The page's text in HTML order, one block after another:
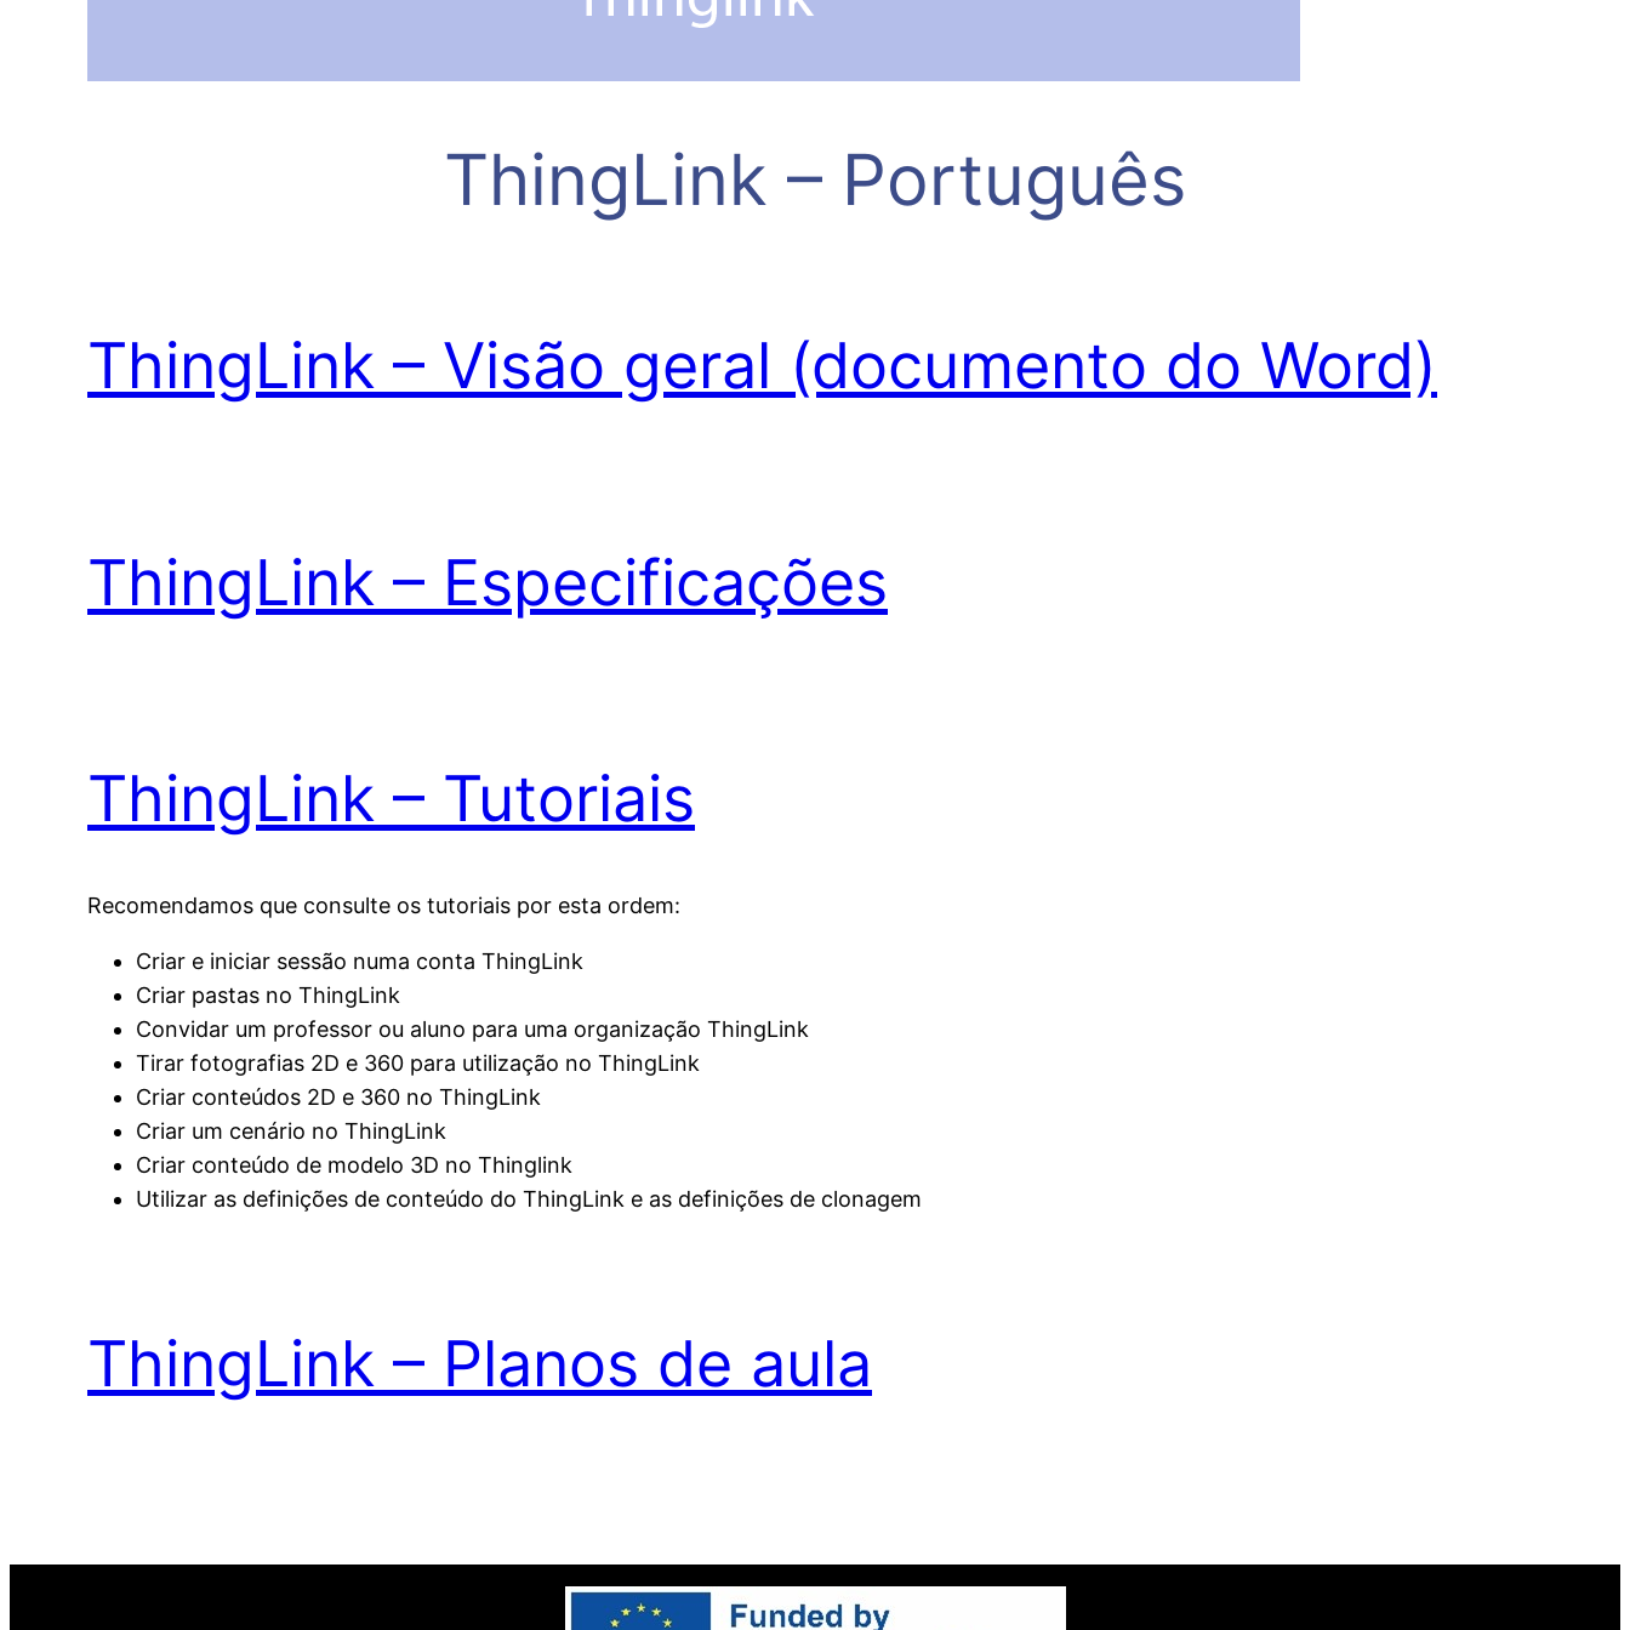
ThingLink – Português
ThingLink – Visão geral (documento do Word)
ThingLink – Especificações
ThingLink – Tutoriais
Recomendamos que consulte os tutoriais por esta ordem:
Criar e iniciar sessão numa conta ThingLink
Criar pastas no ThingLink
Convidar um professor ou aluno para uma organização ThingLink
Tirar fotografias 2D e 360 para utilização no ThingLink
Criar conteúdos 2D e 360 no ThingLink
Criar um cenário no ThingLink
Criar conteúdo de modelo 3D no Thinglink
Utilizar as definições de conteúdo do ThingLink e as definições de clonagem
ThingLink – Planos de aula